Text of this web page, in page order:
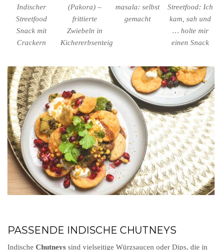
Indischer
Streetfood
Snack mit
Crackern
(Pakora) –
frittierte
Zwiebeln in
Kichererbsenteig
masala: selbst
gemacht
Streetfood: Ich
kam, sah und
… holte mir
einen Snack
PASSENDE INDISCHE CHUTNEYS
Indische Chutneys sind vielseitige Würzsaucen oder Dips, die in